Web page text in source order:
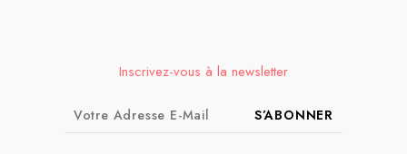
Inscrivez-vous à la newsletter
S’ABONNER